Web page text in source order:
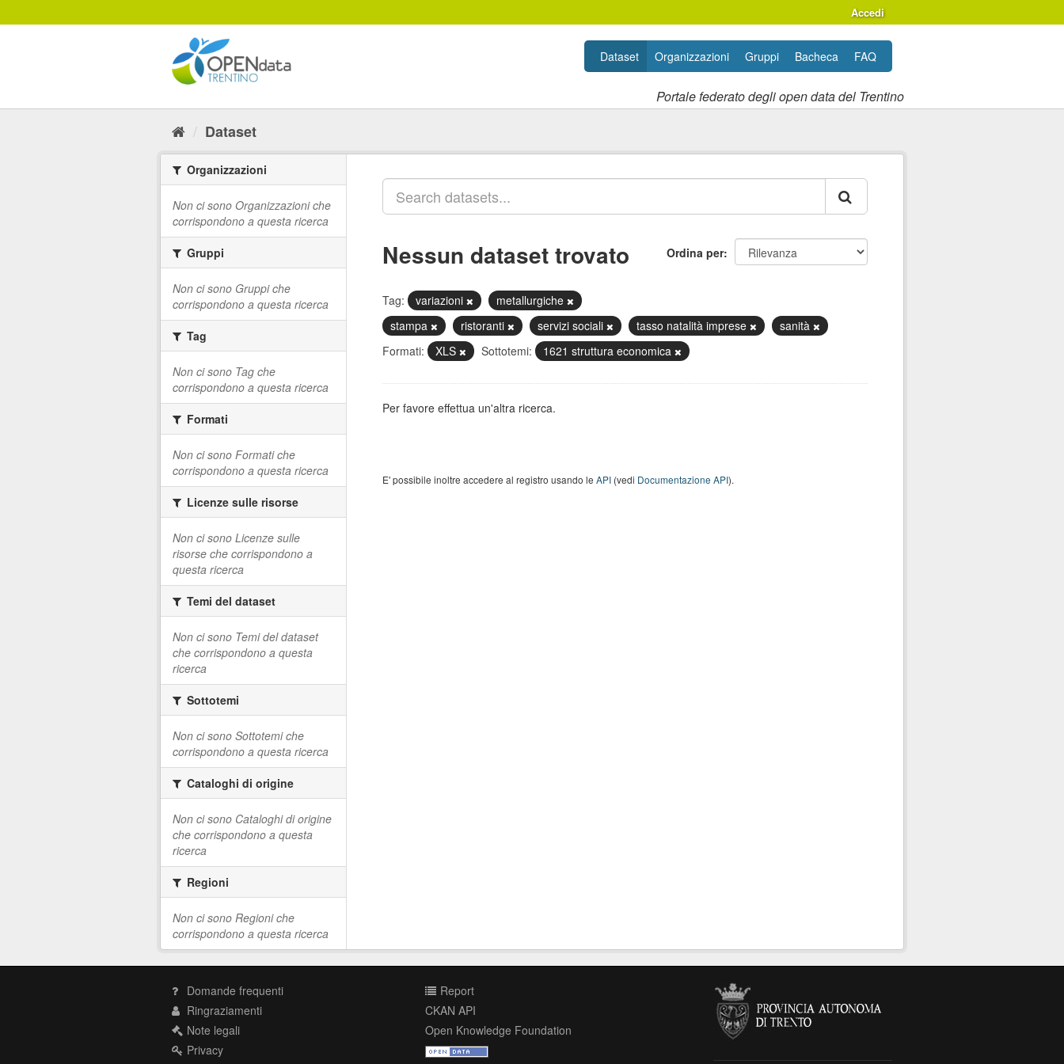
al
Accedi
Portale federato degli open data del Trentino
Dataset Organizzazioni Gruppi Bacheca FAQ
Dataset
Organizzazioni
Non ci sono Organizzazioni che
corrispondono a questa ricerca
Gruppi
Non ci sono Gruppi che
corrispondono a questa ricerca
Tag
Non ci sono Tag che
corrispondono a questa ricerca
Formati
Non ci sono Formati che
corrispondono a questa ricerca
Licenze sulle risorse
Non ci sono Licenze sulle
risorse che corrispondono a
questa ricerca
Temi del dataset
Non ci sono Temi del dataset
che corrispondono a questa
ricerca
Sottotemi
Non ci sono Sottotemi che
corrispondono a questa ricerca
Cataloghi di origine
Non ci sono Cataloghi di origine
che corrispondono a questa
ricerca
Regioni
Non ci sono Regioni che
corrispondono a questa ricerca
Ordina per
Nessun dataset trovato
Tag: variazioni
metallurgiche
stampa
ristoranti servizi sociali tasso natalità imprese
sanità
Formati:
XLS Sottotemi: 1621 struttura economica
Per favore effettua un'altra ricerca.
E' possibile inoltre accedere al registro usando le API(vedi Documentazione API).
Domande frequenti
Ringraziamenti
Note legali
Privacy
Report
CKAN API
Open Knowledge Foundation